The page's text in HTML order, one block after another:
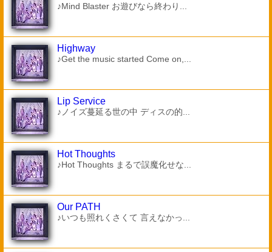
♪Mind Blaster お遊びなら終わり...
Highway
♪Get the music started Come on,...
Lip Service
♪ノイズ蔓延る世の中 ディスの的...
Hot Thoughts
♪Hot Thoughts まるで誤魔化せな...
Our PATH
♪いつも照れくさくて 言えなかっ...